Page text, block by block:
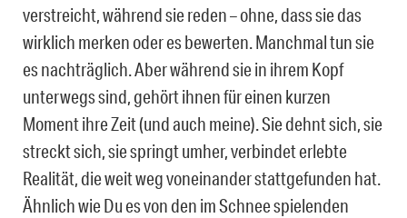
verstreicht, während sie reden – ohne, dass sie das
wirklich merken oder es bewerten. Manchmal tun sie
es nachträglich. Aber während sie in ihrem Kopf
unterwegs sind, gehört ihnen für einen kurzen
Moment ihre Zeit (und auch meine). Sie dehnt sich, sie
streckt sich, sie springt umher, verbindet erlebte
Realität, die weit weg voneinander stattgefunden hat.
Ähnlich wie Du es von den im Schnee spielenden